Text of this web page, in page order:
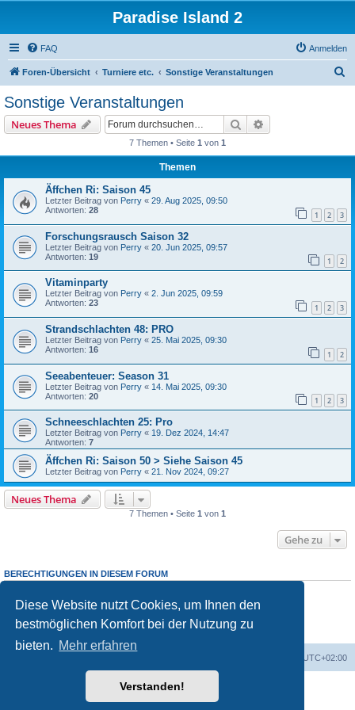
Diese Website nutzt Cookies, um Ihnen den
bestmöglichen Komfort bei der Nutzung zu
bieten. Mehr erfahren
Verstanden!
Paradise Island 2
FAQ Anmelden
Foren-Übersicht Turniere etc. Sonstige Veranstaltungen
Sonstige Veranstaltungen
Neues Thema Suche
7 Themen • Seite 1 von 1
Themen
Äffchen Ri: Saison 45
Letzter Beitrag von Perry « 29. Aug 2025, 09:50
Antworten: 28 1 2 3
Forschungsrausch Saison 32
Letzter Beitrag von Perry « 20. Jun 2025, 09:57
Antworten: 19 1 2
Vitaminparty
Letzter Beitrag von Perry « 2. Jun 2025, 09:59
Antworten: 23 1 2 3
Strandschlachten 48: PRO
Letzter Beitrag von Perry « 25. Mai 2025, 09:30
Antworten: 16 1 2
Seeabenteuer: Season 31
Letzter Beitrag von Perry « 14. Mai 2025, 09:30
Antworten: 20 1 2 3
Schneeschlachten 25: Pro
Letzter Beitrag von Perry « 19. Dez 2024, 14:47
Antworten: 7
Äffchen Ri: Saison 50 > Siehe Saison 45
Letzter Beitrag von Perry « 21. Nov 2024, 09:27
Neues Thema
7 Themen • Seite 1 von 1
Gehe zu
BERECHTIGUNGEN IN DIESEM FORUM
Sie dürfen
keine
Antworten zu Themen in diesem Forum erstellen.
Sie dürfen Ihre Beiträge in diesem Forumnicht ändern.
Sie dürfen Ihre Beiträge in diesem Forumnichtlöschen.
keine
UTC+02:00
Powered byphpBB® Forum Software © phpBB Limited
phpBB.de